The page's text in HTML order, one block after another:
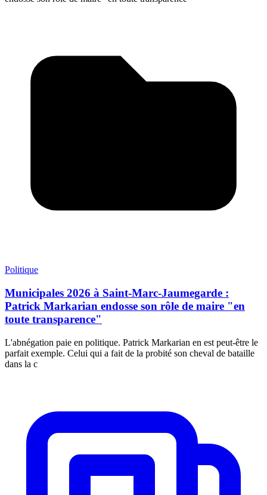
Politique
Municipales 2026 à Saint-Marc-Jaumegarde :
Patrick Markarian endosse son rôle de maire "en
toute transparence"
L'abnégation paie en politique. Patrick Markarian en est peut-être le
parfait exemple. Celui qui a fait de la probité son cheval de bataille
dans la c